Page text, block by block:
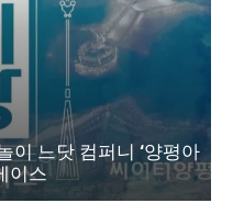
이 느닷 컴퍼니 ‘양평아
이스